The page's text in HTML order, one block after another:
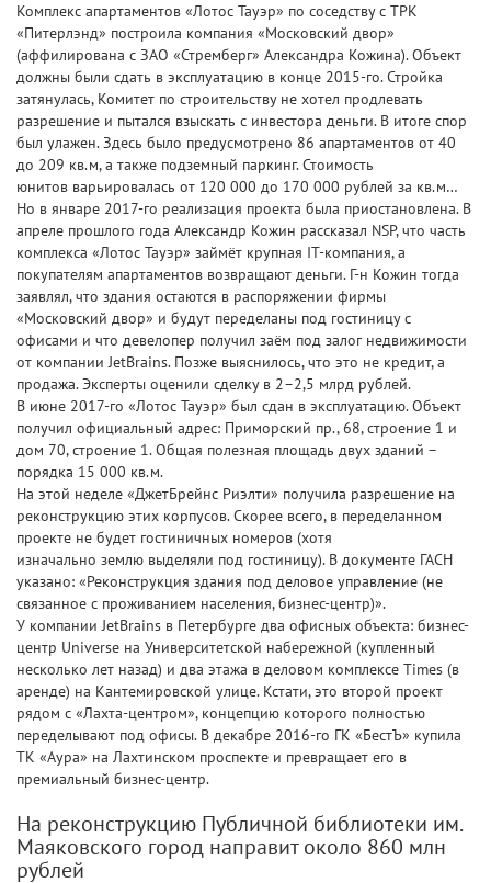
Комплекс апартаментов «Лотос Тауэр» по соседству с ТРК
«Питерлэнд» построила компания «Московский двор»
(аффилирована с ЗАО «Стремберг» Александра Кожина). Объект
должны были сдать в эксплуатацию в конце 2015-го. Стройка
затянулась, Комитет по строительству не хотел продлевать
разрешение и пытался взыскать с инвестора деньги. В итоге спор
был улажен. Здесь было предусмотрено 86 апартаментов от 40
до 209 кв.м, а также подземный паркинг. Стоимость
юнитов варьировалась от 120 000 до 170 000 рублей за кв.м…
Но в январе 2017-го реализация проекта была приостановлена. В
апреле прошлого года Александр Кожин рассказал NSP, что часть
комплекса «Лотос Тауэр» займёт крупная IT-компания, а
покупателям апартаментов возвращают деньги. Г-н Кожин тогда
заявлял, что здания остаются в распоряжении фирмы
«Московский двор» и будут переделаны под гостиницу с
офисами и что девелопер получил заём под залог недвижимости
от компании JetBrains. Позже выяснилось, что это не кредит, а
продажа. Эксперты оценили сделку в 2–2,5 млрд рублей.
В июне 2017-го «Лотос Тауэр» был сдан в эксплуатацию. Объект
получил официальный адрес: Приморский пр., 68, строение 1 и
дом 70, строение 1. Общая полезная площадь двух зданий –
порядка 15 000 кв.м.
На этой неделе «ДжетБрейнс Риэлти» получила разрешение на
реконструкцию этих корпусов. Скорее всего, в переделанном
проекте не будет гостиничных номеров (хотя
изначально землю выделяли под гостиницу). В документе ГАСН
указано: «Реконструкция здания под деловое управление (не
связанное с проживанием населения, бизнес-центр)».
У компании JetBrains в Петербурге два офисных объекта: бизнес-
центр Universe на Университетской набережной (купленный
несколько лет назад) и два этажа в деловом комплексе Times (в
аренде) на Кантемировской улице. Кстати, это второй проект
рядом с «Лахта-центром», концепцию которого полностью
переделывают под офисы. В декабре 2016-го ГК «БестЪ» купила
ТК «Аура» на Лахтинском проспекте и превращает его в
премиальный бизнес-центр.
На реконструкцию Публичной библиотеки им.
Маяковского город направит около 860 млн
рублей